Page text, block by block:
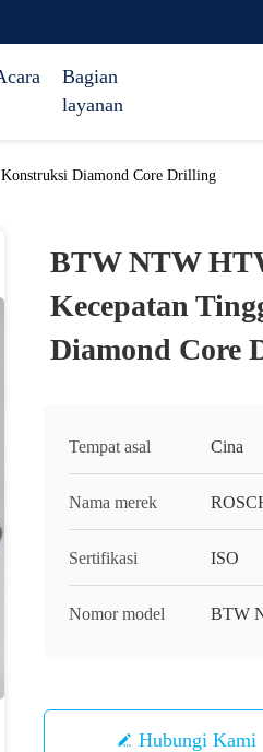
Bagian
layanan
Diamond Core Drilling
BTW NTW
Kecepatan
Diamond Core
Tempat asal Cina
Nama merek
Sertifikasi ISO
Nomor model BTW
Hubungi Kami